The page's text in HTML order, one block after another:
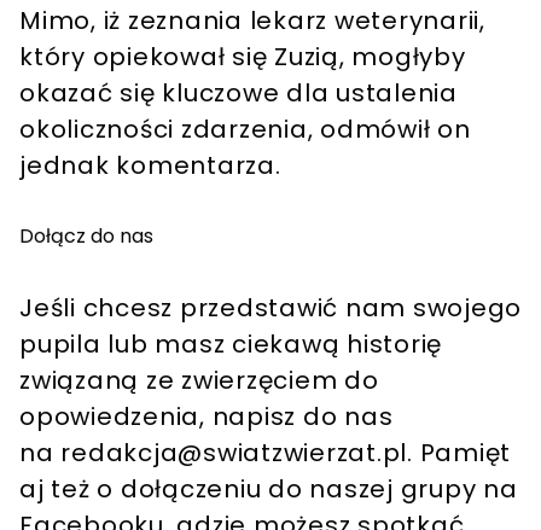
Mimo, iż zeznania lekarz weterynarii,
który opiekował się Zuzią, mogłyby
okazać się kluczowe dla ustalenia
okoliczności zdarzenia, odmówił on
jednak komentarza.
Dołącz do nas
Jeśli chcesz przedstawić nam swojego
pupila lub masz ciekawą historię
związaną ze zwierzęciem do
opowiedzenia, napisz do nas
na redakcja@swiatzwierzat.pl. Pamięt
aj też o dołączeniu do naszej grupy na